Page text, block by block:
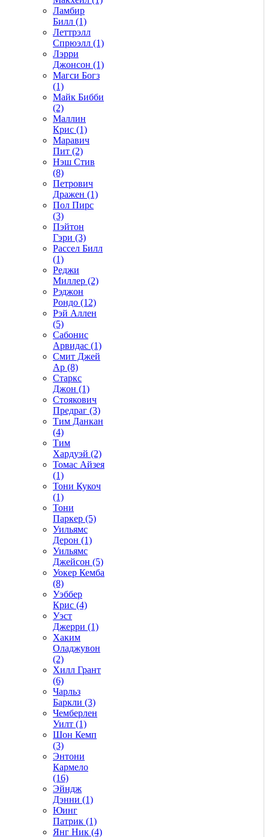
Ламбир
Билл (1)
Леттрэлл
Спрюэлл (1)
Лэрри
Джонсон (1)
Магси Богз
(1)
Майк Бибби
(2)
Маллин
Крис (1)
Маравич
Пит (2)
Нэш Стив
(8)
Петрович
Дражен (1)
Пол Пирс
(3)
Пэйтон
Гэри (3)
Рассел Билл
(1)
Реджи
Миллер (2)
Рэджон
Рондо (12)
Рэй Аллен
(5)
Сабонис
Арвидас (1)
Смит Джей
Ар (8)
Старкс
Джон (1)
Стоякович
Предраг (3)
Тим Данкан
(4)
Тим
Хардуэй (2)
Томас Айзея
(1)
Тони Кукоч
(1)
Тони
Паркер (5)
Уильямс
Дерон (1)
Уильямс
Джейсон (5)
Уокер Кемба
(8)
Уэббер
Крис (4)
Уэст
Джерри (1)
Хаким
Оладжувон
(2)
Хилл Грант
(6)
Чарльз
Баркли (3)
Чемберлен
Уилт (1)
Шон Кемп
(3)
Энтони
Кармело
(16)
Эйндж
Дэнни (1)
Юинг
Патрик (1)
Янг Ник (4)